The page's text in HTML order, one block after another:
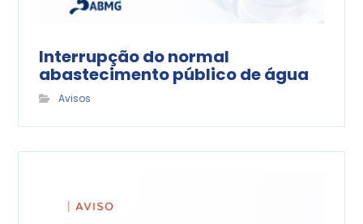
Interrupção do normal
abastecimento público de água
Avisos